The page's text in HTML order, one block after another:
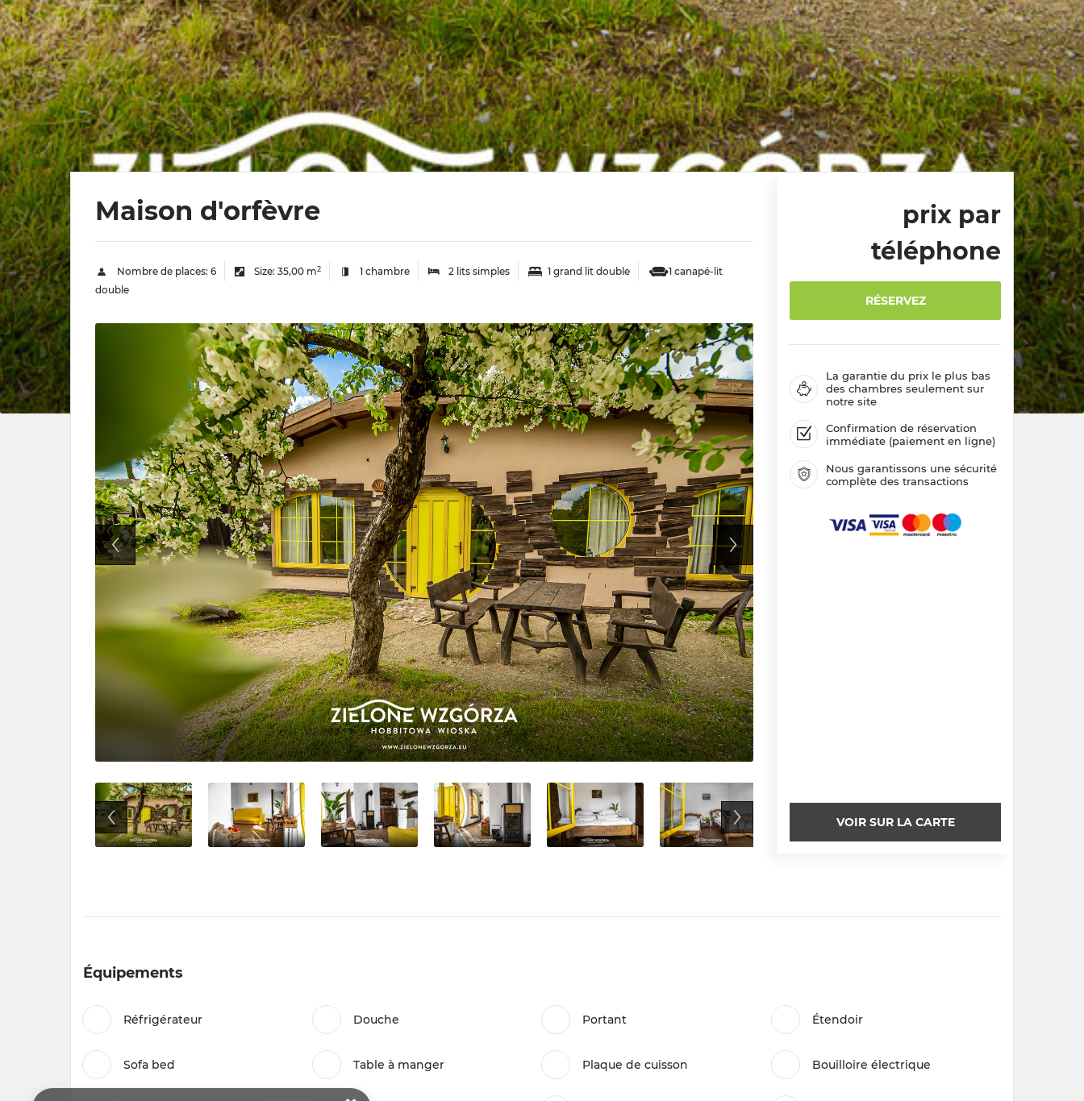
Maison d'orfèvre
Nombre de places: 6 Size:35,00 m2 1 chambre 2 lits simples 1 grand lit double
1 canapé-lit
double
prix par
téléphone
RÉSERVEZ
La garantie du prix le plus bas
des chambres seulement sur
notre site
Confirmation de réservation
immédiate (paiement en ligne)
Nous garantissons une sécurité
complète des transactions
VOIR SUR LA CARTE
Équipements
Réfrigérateur Douche Portant Étendoir
Sofa bed Table à manger Plaque de cuisson Bouilloire électrique